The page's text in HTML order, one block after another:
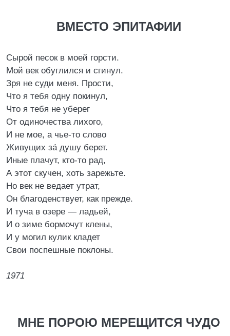
ВМЕСТО ЭПИТАФИИ
Сырой песок в моей горсти.
Мой век обуглился и сгинул.
Зря не суди меня. Прости,
Что я тебя одну покинул,
Что я тебя не уберег
От одиночества лихого,
И не мое, а чье-то слово
Живущих за́ душу берет.
Иные плачут, кто-то рад,
А этот скучен, хоть зарежьте.
Но век не ведает утрат,
Он благоденствует, как прежде.
И туча в озере — ладьей,
И о зиме бормочут клены,
И у могил кулик кладет
Свои поспешные поклоны.
1971
МНЕ ПОРОЮ МЕРЕЩИТСЯ ЧУДО